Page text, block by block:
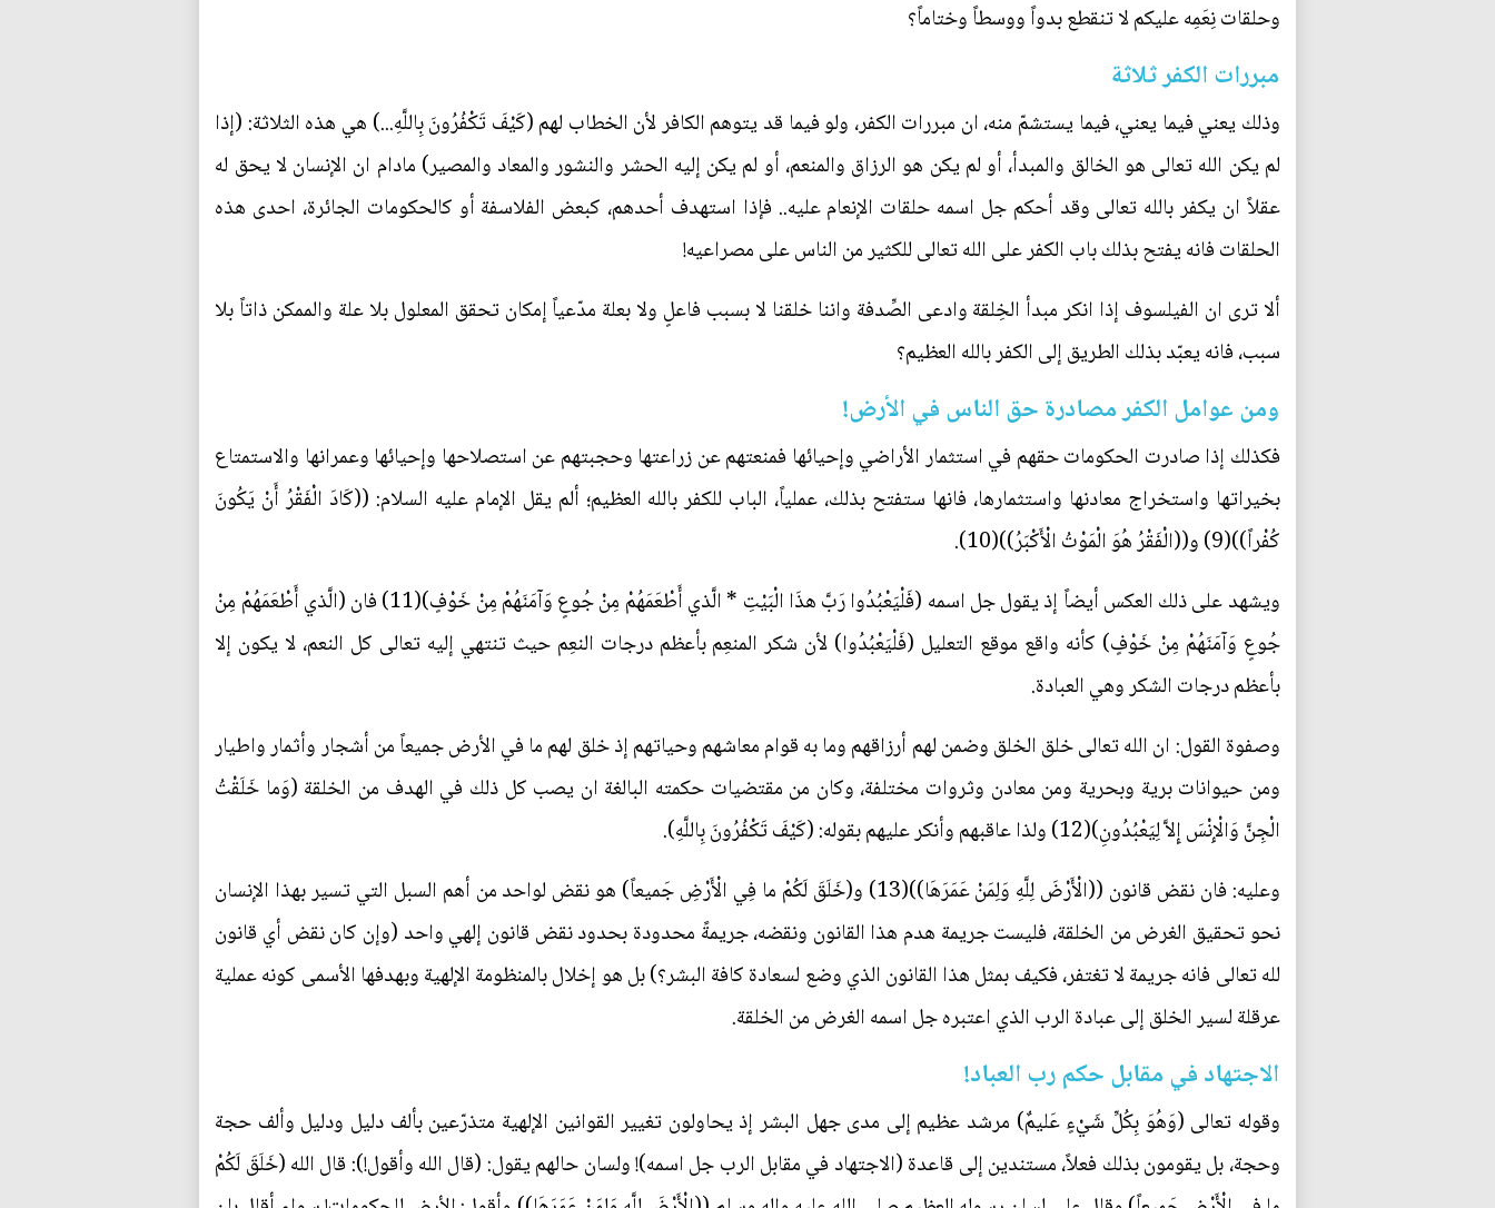
وحلقات نِعَمِه عليكم لا تنقطع بدواً ووسطاً وختاماً؟
مبررات الكفر ثلاثة
وذلك يعني فيما يعني، فيما يستشمّ منه، ان مبررات الكفر، ولو فيما قد يتوهم الكافر لأن الخطاب لهم (كَيْفَ تَكْفُرُونَ بِاللَّهِ...) هي هذه الثلاثة: (إذا
لم يكن الله تعالى هو الخالق والمبدأ، أو لم يكن هو الرزاق والمنعم، أو لم يكن إليه الحشر والنشور والمعاد والمصير) مادام ان الإنسان لا يحق له
عقلاً ان يكفر بالله تعالى وقد أحكم جل اسمه حلقات الإنعام عليه.. فإذا استهدف أحدهم، كبعض الفلاسفة أو كالحكومات الجائرة، احدى هذه
الحلقات فانه يفتح بذلك باب الكفر على الله تعالى للكثير من الناس على مصراعيه!
ألا ترى ان الفيلسوف إذا انكر مبدأ الخِلقة وادعى الصِّدفة واننا خلقنا لا بسبب فاعلٍ ولا بعلة مدّعياً إمكان تحقق المعلول بلا علة والممكن ذاتاً بلا
سبب، فانه يعبّد بذلك الطريق إلى الكفر بالله العظيم؟
ومن عوامل الكفر مصادرة حق الناس في الأرض!
فكذلك إذا صادرت الحكومات حقهم في استثمار الأراضي وإحيائها فمنعتهم عن زراعتها وحجبتهم عن استصلاحها وإحيائها وعمرانها والاستمتاع
بخيراتها واستخراج معادنها واستثمارها، فانها ستفتح بذلك، عملياً، الباب للكفر بالله العظيم؛ ألم يقل الإمام عليه السلام: ((كَادَ الْفَقْرُ أَنْ يَكُونَ
كُفْراً))(9) و((الْفَقْرُ هُوَ الْمَوْتُ الْأَكْبَرُ))(10).
ويشهد على ذلك العكس أيضاً إذ يقول جل اسمه (فَلْيَعْبُدُوا رَبَّ هذَا الْبَيْتِ * الَّذي أَطْعَمَهُمْ مِنْ جُوعٍ وَآمَنَهُمْ مِنْ خَوْفٍ)(11) فان (الَّذي أَطْعَمَهُمْ مِنْ
جُوعٍ وَآمَنَهُمْ مِنْ خَوْفٍ) كأنه واقع موقع التعليل (فَلْيَعْبُدُوا) لأن شكر المنعِم بأعظم درجات النعِم حيث تنتهي إليه تعالى كل النعم، لا يكون إلا
بأعظم درجات الشكر وهي العبادة.
وصفوة القول: ان الله تعالى خلق الخلق وضمن لهم أرزاقهم وما به قوام معاشهم وحياتهم إذ خلق لهم ما في الأرض جميعاً من أشجار وأثمار واطيار
ومن حيوانات برية وبحرية ومن معادن وثروات مختلفة، وكان من مقتضيات حكمته البالغة ان يصب كل ذلك في الهدف من الخلقة (وَما خَلَقْتُ
الْجِنَّ وَالْإِنْسَ إِلاَّ لِيَعْبُدُونِ)(12) ولذا عاقبهم وأنكر عليهم بقوله: (كَيْفَ تَكْفُرُونَ بِاللَّهِ).
وعليه: فان نقض قانون ((الْأَرْضَ لِلَّهِ وَلِمَنْ عَمَرَهَا))(13) و(خَلَقَ لَكُمْ ما فِي الْأَرْضِ جَميعاً) هو نقض لواحد من أهم السبل التي تسير بهذا الإنسان
نحو تحقيق الغرض من الخلقة، فليست جريمة هدم هذا القانون ونقضه، جريمةً محدودة بحدود نقض قانون إلهي واحد (وإن كان نقض أي قانون
لله تعالى فانه جريمة لا تغتفر، فكيف بمثل هذا القانون الذي وضع لسعادة كافة البشر؟) بل هو إخلال بالمنظومة الإلهية وبهدفها الأسمى كونه عملية
عرقلة لسير الخلق إلى عبادة الرب الذي اعتبره جل اسمه الغرض من الخلقة.
الاجتهاد في مقابل حكم رب العباد!
وقوله تعالى (وَهُوَ بِكُلِّ شَيْ‏ءٍ عَليمٌ) مرشد عظيم إلى مدى جهل البشر إذ يحاولون تغيير القوانين الإلهية متذرّعين بألف دليل ودليل وألف حجة
وحجة، بل يقومون بذلك فعلاً، مستندين إلى قاعدة (الاجتهاد في مقابل الرب جل اسمه)! ولسان حالهم يقول: (قال الله وأقول!): قال الله (خَلَقَ لَكُمْ